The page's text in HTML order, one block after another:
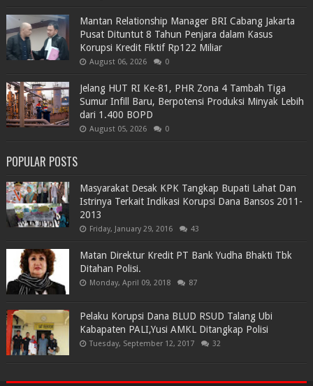
Mantan Relationship Manager BRI Cabang Jakarta
Pusat Dituntut 8 Tahun Penjara dalam Kasus
Korupsi Kredit Fiktif Rp122 Miliar
August 06, 2026 0
Jelang HUT RI Ke-81, PHR Zona 4 Tambah Tiga
Sumur Infill Baru, Berpotensi Produksi Minyak Lebih
dari 1.400 BOPD
August 05, 2026 0
POPULAR POSTS
Masyarakat Desak KPK Tangkap Bupati Lahat Dan
Istrinya Terkait Indikasi Korupsi Dana Bansos 2011-
2013
Friday, January 29, 2016 43
Matan Direktur Kredit PT Bank Yudha Bhakti Tbk
Ditahan Polisi.
Monday, April 09, 2018 87
Pelaku Korupsi Dana BLUD RSUD Talang Ubi
Kabapaten PALI,Yusi AMKL Ditangkap Polisi
Tuesday, September 12, 2017 32